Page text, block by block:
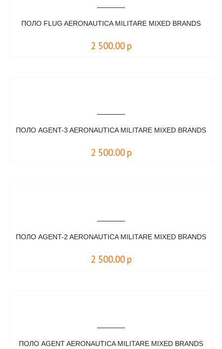
ПОЛО FLUG AERONAUTICA MILITARE MIXED BRANDS
2 500.00 р
ПОЛО AGENT-3 AERONAUTICA MILITARE MIXED BRANDS
2 500.00 р
ПОЛО AGENT-2 AERONAUTICA MILITARE MIXED BRANDS
2 500.00 р
ПОЛО AGENT AERONAUTICA MILITARE MIXED BRANDS